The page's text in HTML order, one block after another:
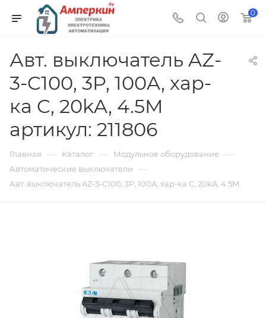
0
Авт. выключатель AZ-
3-C100, 3P, 100A, хар-
ка C, 20kA, 4.5M
артикул: 211806
Главная — Каталог — Модульное оборудование —
Автоматические выключатели —
Авт. выключатель AZ-3-C100, 3P, 100A, хар-ка C, 20kA, 4.5M